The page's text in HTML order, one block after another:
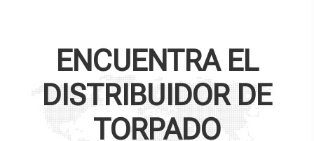
ENCUENTRA EL
DISTRIBUIDOR DE
TORPADO